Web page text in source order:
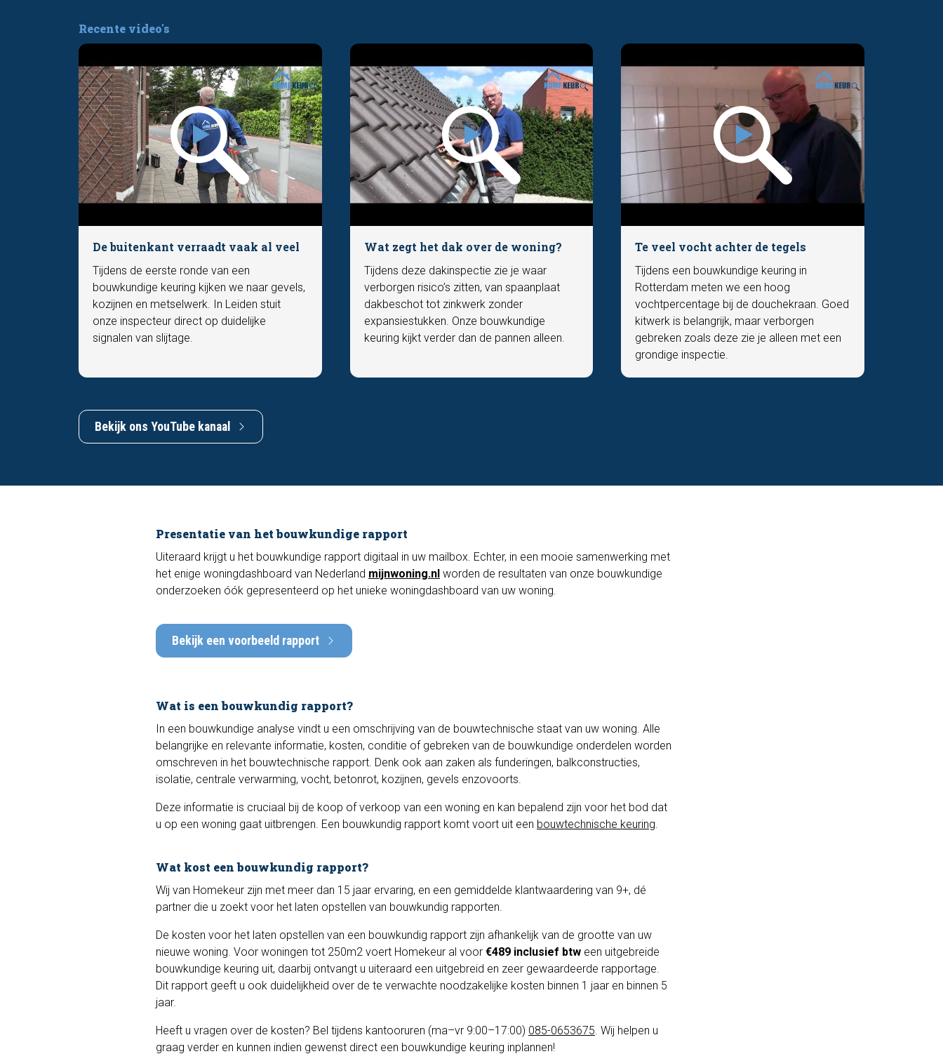
Recente video's
De buitenkant verraadt vaak al veel
Tijdens de eerste ronde van een
bouwkundige keuring kijken we naar gevels,
kozijnen en metselwerk. In Leiden stuit
onze inspecteur direct op duidelijke
signalen van slijtage.
Wat zegt het dak over de woning?
Tijdens deze dakinspectie zie je waar
verborgen risico’s zitten, van spaanplaat
dakbeschot tot zinkwerk zonder
expansiestukken. Onze bouwkundige
keuring kijkt verder dan de pannen alleen.
Te veel vocht achter de tegels
Tijdens een bouwkundige keuring in
Rotterdam meten we een hoog
vochtpercentage bij de douchekraan. Goed
kitwerk is belangrijk, maar verborgen
gebreken zoals deze zie je alleen met een
grondige inspectie.
Bekijk ons YouTube kanaal
Presentatie van het bouwkundige rapport
Uiteraard krijgt u het bouwkundige rapport digitaal in uw mailbox. Echter, in een mooie samenwerking met
het enige woningdashboard van Nederland mijnwoning.nl worden de resultaten van onze bouwkundige
onderzoeken óók gepresenteerd op het unieke woningdashboard van uw woning.
Bekijk een voorbeeld rapport
Wat is een bouwkundig rapport?
In een bouwkundige analyse vindt u een omschrijving van de bouwtechnische staat van uw woning. Alle
belangrijke en relevante informatie, kosten, conditie of gebreken van de bouwkundige onderdelen worden
omschreven in het bouwtechnische rapport. Denk ook aan zaken als funderingen, balkconstructies,
isolatie, centrale verwarming, vocht, betonrot, kozijnen, gevels enzovoorts.
Deze informatie is cruciaal bij de koop of verkoop van een woning en kan bepalend zijn voor het bod dat
u op een woning gaat uitbrengen. Een bouwkundig rapport komt voort uit een bouwtechnische keuring.
Wat kost een bouwkundig rapport?
Wij van Homekeur zijn met meer dan 15 jaar ervaring, en een gemiddelde klantwaardering van 9+, dé
partner die u zoekt voor het laten opstellen van bouwkundig rapporten.
De kosten voor het laten opstellen van een bouwkundig rapport zijn afhankelijk van de grootte van uw
nieuwe woning. Voor woningen tot 250m2 voert Homekeur al voor €489 inclusief btw een uitgebreide
bouwkundige keuring uit, daarbij ontvangt u uiteraard een uitgebreid en zeer gewaardeerde rapportage.
Dit rapport geeft u ook duidelijkheid over de te verwachte noodzakelijke kosten binnen 1 jaar en binnen 5
jaar.
Heeft u vragen over de kosten? Bel tijdens kantooruren (ma–vr 9:00–17:00) 085-0653675. Wij helpen u
graag verder en kunnen indien gewenst direct een bouwkundige keuring inplannen!